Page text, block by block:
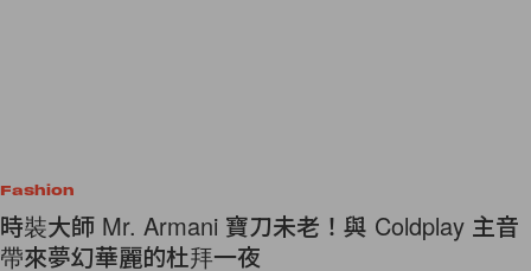
Fashion
時裝大師 Mr. Armani 寶刀未老！與 Coldplay 主音
帶來夢幻華麗的杜拜一夜